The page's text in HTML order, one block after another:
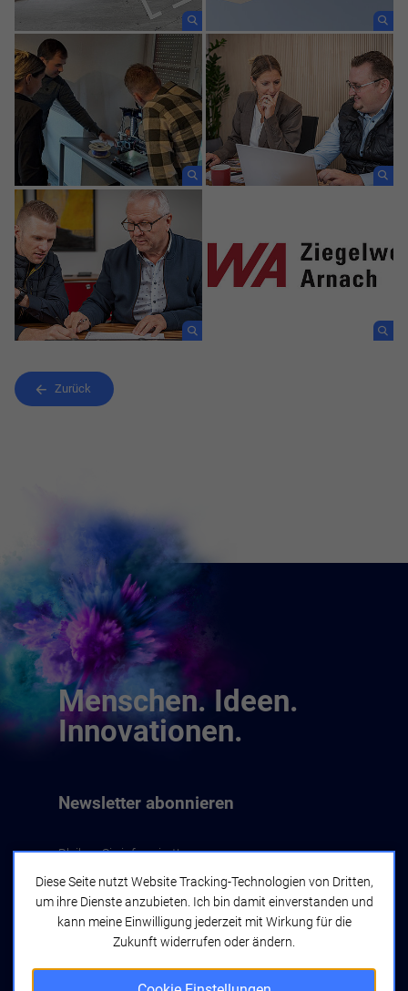
Zurück
Menschen. Ideen.
Innovationen.
Newsletter abonnieren
Bleiben Sie informiert!
Jetzt abonnieren
Diese Seite nutzt Website Tracking-Technologien von Dritten,
um ihre Dienste anzubieten. Ich bin damit einverstanden und
kann meine Einwilligung jederzeit mit Wirkung für die
Zukunft widerrufen oder ändern.